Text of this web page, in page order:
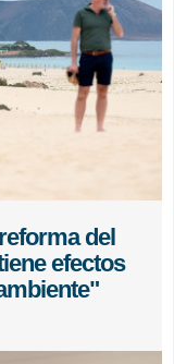
del
efectos